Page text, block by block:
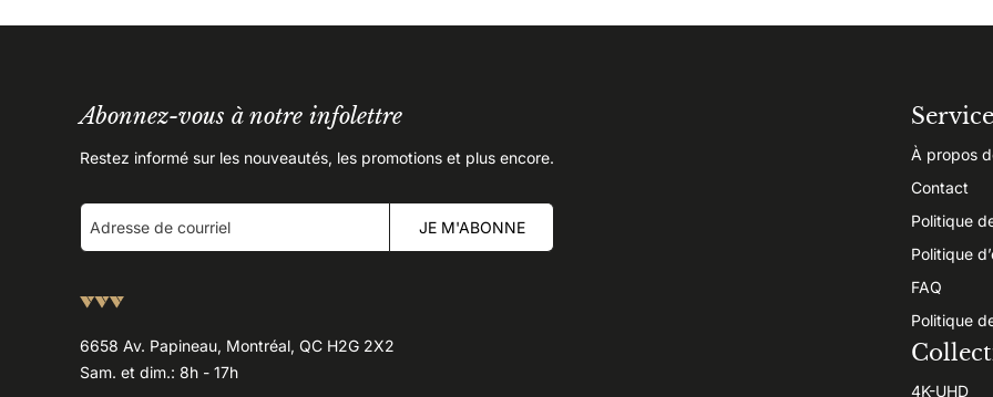
Abonnez-vous à notre infolettre
Restez informé sur les nouveautés, les promotions et plus encore.
JE M'ABONNE
6658 Av. Papineau, Montréal, QC H2G 2X2
Sam. et dim.: 8h - 17h
Service
À propos
Contact
Politique
Politique
FAQ
Politique
4K-UHD